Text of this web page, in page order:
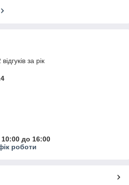
за рік
до 16:00
роботи